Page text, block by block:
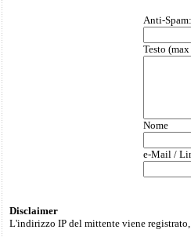
Anti-
Testo
Nome
e-Mail /
Disclaimer
L'indirizzo IP del mittente viene